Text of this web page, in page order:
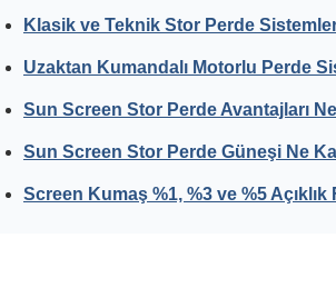
Klasik ve Teknik Stor Perde
Uzaktan Kumandalı Motorlu Perde
Sun Screen Stor Perde Avantajları
Sun Screen Stor Perde Güneşi Ne
Screen Kumaş %1, %3 ve %5 Açıklık